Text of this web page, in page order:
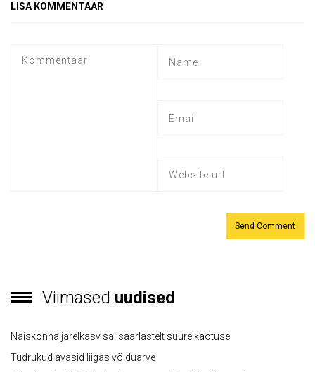
LISA KOMMENTAAR
Viimased uudised
Naiskonna järelkasv sai saarlastelt suure kaotuse
Tüdrukud avasid liigas võiduarve